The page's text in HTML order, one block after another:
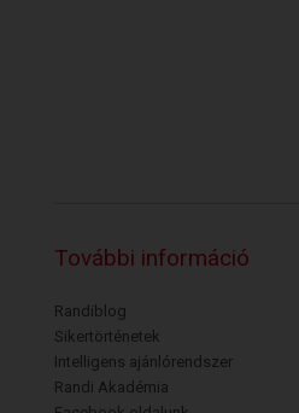
További információ
Randiblog
Sikertörténetek
Intelligens ajánlórendszer
Randi Akadémia